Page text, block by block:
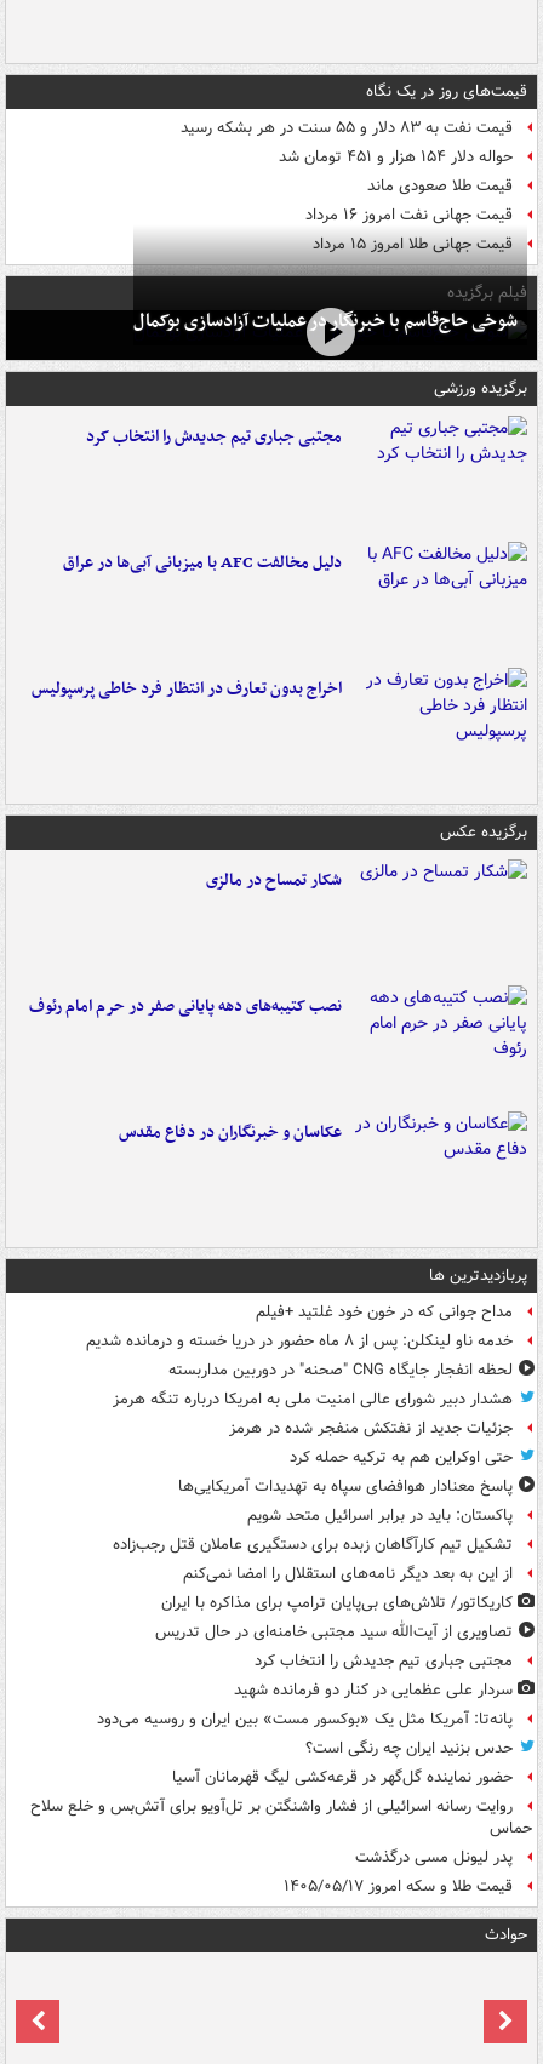
قیمت‌های روز در یک نگاه
قیمت نفت به ۸۳ دلار و ۵۵ سنت در هر بشکه رسید
حواله دلار ۱۵۴ هزار و ۴۵۱ تومان شد
قیمت طلا صعودی ماند
قیمت جهانی نفت امروز ۱۶ مرداد
قیمت جهانی طلا امروز ۱۵ مرداد
فیلم برگزیده
شوخی حاج‌قاسم با خبرنگار در عملیات آزادسازی بوکمال
برگزیده ورزشی
مجتبی جباری تیم جدیدش را انتخاب کرد
دلیل مخالفت AFC با میزبانی آبی‌ها در عراق
اخراج بدون تعارف در انتظار فرد خاطی پرسپولیس
برگزیده عکس
شکار تمساح در مالزی
نصب کتیبه‌های دهه پایانی صفر در حرم امام رئوف
عکاسان و خبرنگاران در دفاع مقدس
پربازدیدترین ها
مداح جوانی که در خون خود غلتید +فیلم
خدمه ناو لینکلن: پس از ۸ ماه حضور در دریا خسته و درمانده‌ شدیم
لحظه انفجار جایگاه CNG "صحنه" در دوربین مداربسته
هشدار دبیر شورای عالی امنیت ملی به امریکا درباره تنگه هرمز
جزئیات جدید از نفتکش منفجر شده در هرمز
حتی اوکراین هم به ترکیه حمله کرد
پاسخ معنادار هوافضای سپاه به تهدیدات آمریکایی‌ها
پاکستان: باید در برابر اسرائیل متحد شویم
تشکیل تیم کارآگاهان زبده برای دستگیری عاملان قتل رجب‌زاده
از این به بعد دیگر نامه‌های استقلال را امضا نمی‌کنم
کاریکاتور/ تلاش‌های بی‌پایان ترامپ برای مذاکره با ایران
تصاویری از آیت‌الله سید مجتبی خامنه‌ای در حال تدریس
مجتبی جباری تیم جدیدش را انتخاب کرد
سردار علی عظمایی در کنار دو فرمانده شهید
پانه‌تا: آمریکا مثل یک «بوکسور مست» بین ایران و روسیه می‌دود
حدس بزنید ایران چه رنگی است؟
حضور نماینده گل‌گهر در قرعه‌کشی لیگ قهرمانان آسیا
روایت رسانه اسرائیلی از فشار واشنگتن بر تل‌آویو برای آتش‌بس و خلع سلاح
حماس
پدر لیونل مسی درگذشت
قیمت طلا و سکه امروز ۱۴۰۵/۰۵/۱۷
حوادث